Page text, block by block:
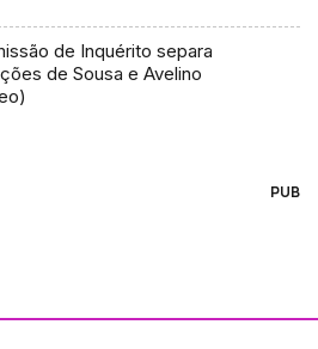
de Inquérito separa
de Sousa e Avelino
PUB